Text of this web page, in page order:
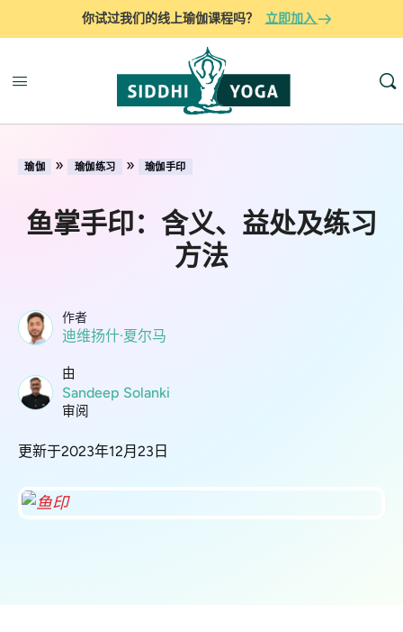
你试过我们的线上瑜伽课程吗？ 立即加入
瑜伽 » 瑜伽练习 » 瑜伽手印
鱼掌手印：含义、益处及练习
方法
作者
迪维扬什·夏尔马
由
Sandeep Solanki
审阅
更新于2023年12月23日